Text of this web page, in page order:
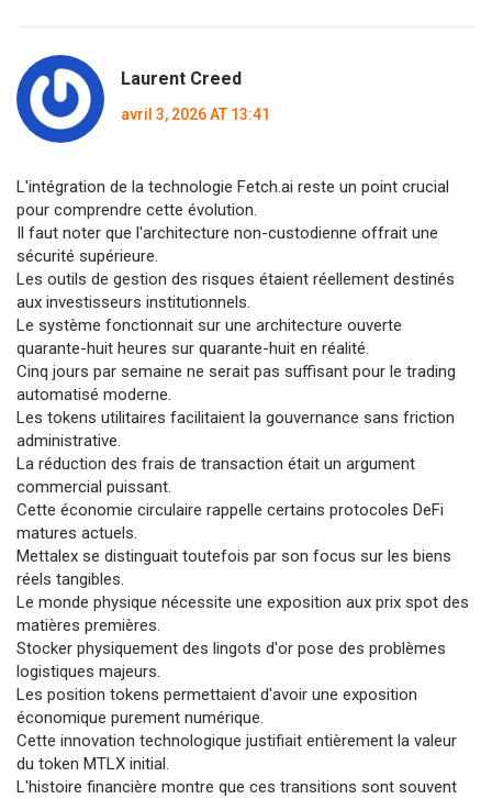
Laurent Creed
avril 3, 2026 AT 13:41
L'intégration de la technologie Fetch.ai reste un point crucial
pour comprendre cette évolution.
Il faut noter que l'architecture non-custodienne offrait une
sécurité supérieure.
Les outils de gestion des risques étaient réellement destinés
aux investisseurs institutionnels.
Le système fonctionnait sur une architecture ouverte
quarante-huit heures sur quarante-huit en réalité.
Cinq jours par semaine ne serait pas suffisant pour le trading
automatisé moderne.
Les tokens utilitaires facilitaient la gouvernance sans friction
administrative.
La réduction des frais de transaction était un argument
commercial puissant.
Cette économie circulaire rappelle certains protocoles DeFi
matures actuels.
Mettalex se distinguait toutefois par son focus sur les biens
réels tangibles.
Le monde physique nécessite une exposition aux prix spot des
matières premières.
Stocker physiquement des lingots d'or pose des problèmes
logistiques majeurs.
Les position tokens permettaient d'avoir une exposition
économique purement numérique.
Cette innovation technologique justifiait entièrement la valeur
du token MTLX initial.
L'histoire financière montre que ces transitions sont souvent